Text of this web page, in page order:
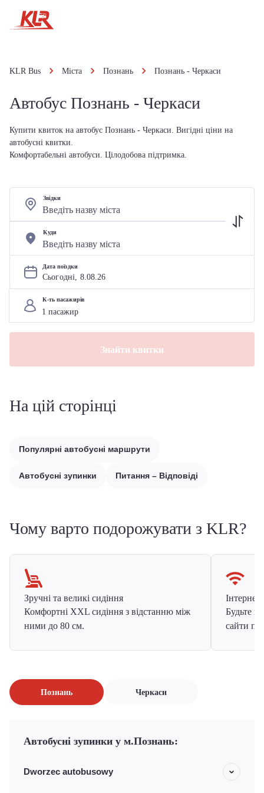
KLR Bus Міста Познань Познань - Черкаси
Автобус Познань - Черкаси
Купити квиток на автобус Познань - Черкаси. Вигідні ціни на
автобусні квитки.
Комфортабельні автобуси. Цілодобова підтримка.
Звідки
Куди
Дата поїздки
Сьогодні, 8.08.26
К-ть пасажирів
Знайти квитки
На цій сторінці
Популярні автобусні маршрути
Автобусні зупинки Питання – Відповіді
Чому варто подорожувати з KLR?
Зручні та великі сидіння
Комфортні XXL сидіння з відстанню між
ними до 80 см.
Інтернет
Будьте
сайти
Познань Черкаси
Автобусні зупинки у м.Познань:
Dworzec autobusowy